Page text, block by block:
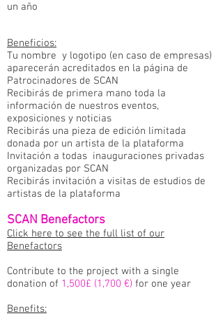
un año
Beneficios:
Tu nombre y logotipo (en caso de empresas)
aparecerán acreditados en la página de
Patrocinadores de SCAN
Recibirás de primera mano toda la
información de nuestros eventos,
exposiciones y noticias
Recibirás una pieza de edición limitada
donada por un artista de la plataforma
Invitación a todas inauguraciones privadas
organizadas por SCAN
Recibirás invitación a visitas de estudios de
artistas de la plataforma
SCAN Benefactors
Click here to see the full list of our
Benefactors
Contribute to the project with a single
donation of 1,500£ (1,700 €) for one year
Benefits: